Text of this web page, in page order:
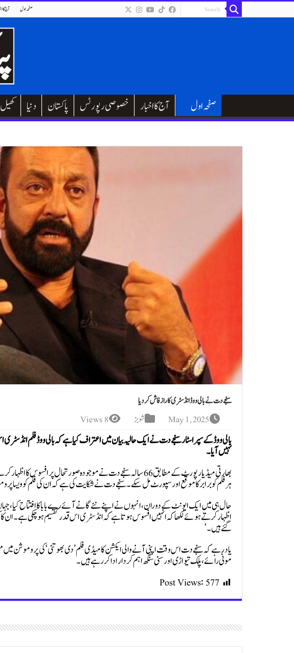
آج کا صفحہ اول
کھیل دنیا پاکستان خصوصی رپورٹس آج کا اخبار صفحہ اول
سنجے دت نے بالی ووڈ انڈسٹری کا راز فاش کردیا
May 1, 2025 شوبز 8 Views
بالی ووڈ کے سپر اسٹار سنجے دت نے ایک حالیہ بیان میں اعتراف کیا ہے کہ بالی ووڈ فلم
نہیں آیا۔
بھارتی میڈیا رپورٹ کے مطابق 66 سالہ سنجے دت نے موجودہ صورتحال
ہر فلم کو برابر کا موقع اور سپورٹ مل سکے۔ سنجے دت نے شکایت کی ہے کہ ان کی فلم کو ویسا
حال ہی میں ایک ایونٹ کے دوران، انہوں نے اپنے نئے گانے آئے رے بابا کا افتتاح کیا،
اظہار کرتے ہوئے لکھا کہ انہیں افسوس ہوتا ہے کہ انڈسٹری اس قدر تقسیم ہو چکی ہے۔ ان کا
گئے ہیں۔‘
یاد رہے کہ سنجے دت اس وقت اپنی آنے والی ایکشن کامیڈی فلم ’دی بھوتنی‘ کی پروموشن
مونی رائے، پلک تیواڑی اور سنی سنگھ اہم کردار ادا کر رہے ہیں۔
Post Views:577